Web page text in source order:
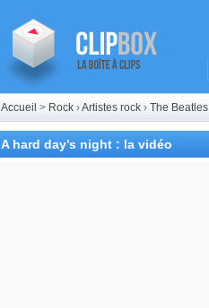
Accueil > Rock ›Artistes rock › The Beatles
A hard day’s night : la vidéo